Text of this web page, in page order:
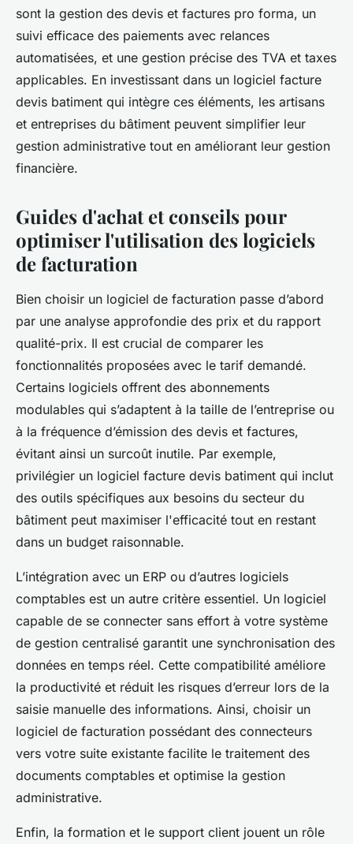
sont la gestion des devis et factures pro forma, un
suivi efficace des paiements avec relances
automatisées, et une gestion précise des TVA et taxes
applicables. En investissant dans un logiciel facture
devis batiment qui intègre ces éléments, les artisans
et entreprises du bâtiment peuvent simplifier leur
gestion administrative tout en améliorant leur gestion
financière.
Guides d'achat et conseils pour
optimiser l'utilisation des logiciels
de facturation
Bien choisir un logiciel de facturation passe d’abord
par une analyse approfondie des prix et du rapport
qualité-prix. Il est crucial de comparer les
fonctionnalités proposées avec le tarif demandé.
Certains logiciels offrent des abonnements
modulables qui s’adaptent à la taille de l’entreprise ou
à la fréquence d’émission des devis et factures,
évitant ainsi un surcoût inutile. Par exemple,
privilégier un logiciel facture devis batiment qui inclut
des outils spécifiques aux besoins du secteur du
bâtiment peut maximiser l'efficacité tout en restant
dans un budget raisonnable.
L’intégration avec un ERP ou d’autres logiciels
comptables est un autre critère essentiel. Un logiciel
capable de se connecter sans effort à votre système
de gestion centralisé garantit une synchronisation des
données en temps réel. Cette compatibilité améliore
la productivité et réduit les risques d’erreur lors de la
saisie manuelle des informations. Ainsi, choisir un
logiciel de facturation possédant des connecteurs
vers votre suite existante facilite le traitement des
documents comptables et optimise la gestion
administrative.
Enfin, la formation et le support client jouent un rôle